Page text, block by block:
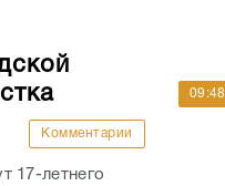
Комментарии
17-летнего
09:48